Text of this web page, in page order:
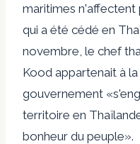
maritimes n'affectent
qui a été cédé en
novembre, le chef
Kood appartenait à
gouvernement
territoire en
bonheur du peuple».